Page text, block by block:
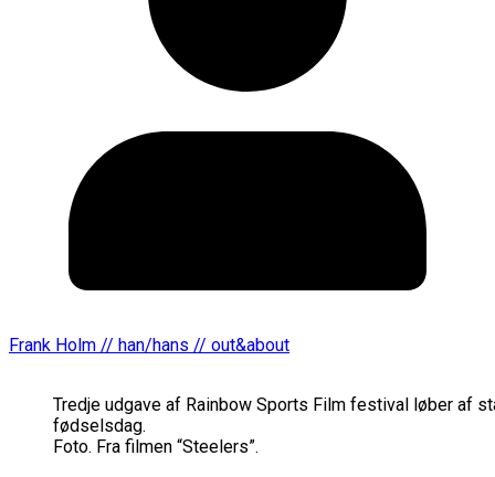
Frank Holm // han/hans // out&about
Tredje udgave af Rainbow Sports Film festival løber af
fødselsdag.
Foto. Fra filmen “Steelers”.